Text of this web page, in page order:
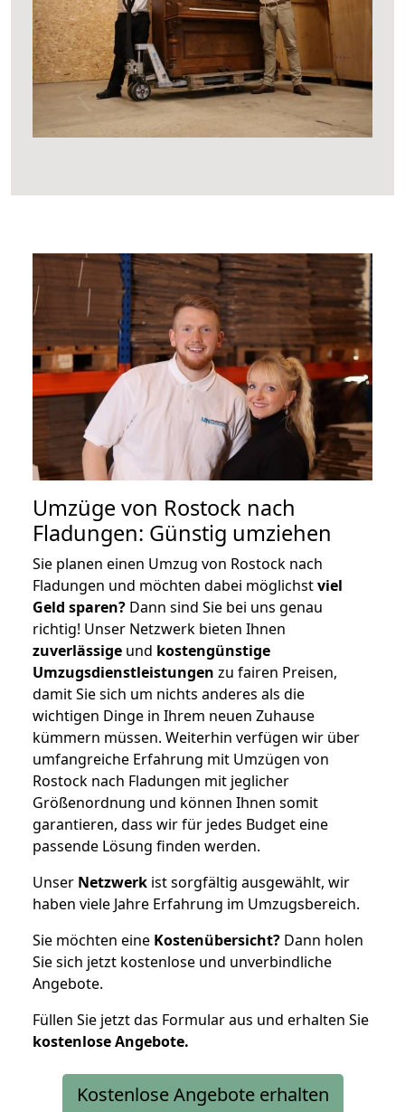
Umzüge von Rostock nach
Fladungen: Günstig umziehen
Sie planen einen Umzug von Rostock nach
Fladungen und möchten dabei möglichstviel
Geld sparen? Dann sind Sie bei uns genau
richtig! Unser Netzwerk bieten Ihnen
zuverlässige und kostengünstige
Umzugsdienstleistungen zu fairen Preisen,
damit Sie sich um nichts anderes als die
wichtigen Dinge in Ihrem neuen Zuhause
kümmern müssen. Weiterhin verfügen wir über
umfangreiche Erfahrung mit Umzügen von
Rostock nach Fladungen mit jeglicher
Größenordnung und können Ihnen somit
garantieren, dass wir für jedes Budget eine
passende Lösung finden werden.
Unser Netzwerk ist sorgfältig ausgewählt, wir
haben viele Jahre Erfahrung im Umzugsbereich.
Sie möchten eine Kostenübersicht? Dann holen
Sie sich jetzt kostenlose und unverbindliche
Angebote.
Füllen Sie jetzt das Formular aus und erhalten Sie
kostenloseAngebote.
Kostenlose Angebote erhalten